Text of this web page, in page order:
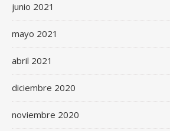
junio 2021
mayo 2021
abril 2021
diciembre 2020
noviembre 2020